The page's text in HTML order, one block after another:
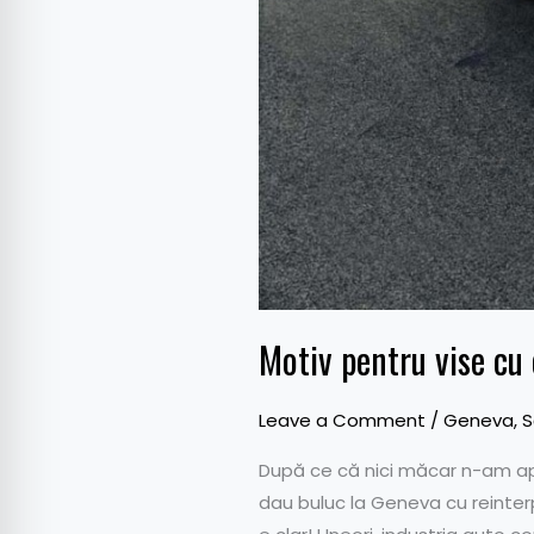
Motiv pentru vise
Leave a Comment / Geneva,
După ce că nici măcar n-am
dau buluc la Geneva cu